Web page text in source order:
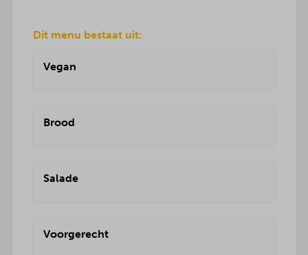
Dit menu bestaat uit:
Vegan
Brood
Salade
Voorgerecht